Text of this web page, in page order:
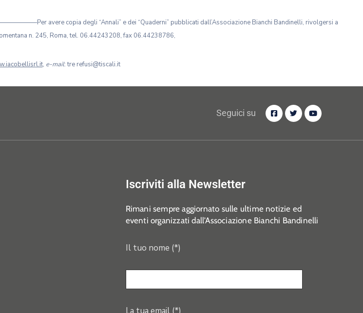
degli “Annali” e dei “Quaderni” pubblicati dall’Associazione Bianchi Bandinelli, rivolgersi a
n. 245, Roma, tel. 06.44243208, fax 06.44238786,
, e-mail: tre refusi@tiscali.it
Seguici su
Iscriviti alla Newsletter
Rimani sempre aggiornato sulle ultime notizie ed
eventi organizzati dall’Associazione Bianchi Bandinelli
Il tuo nome (*)